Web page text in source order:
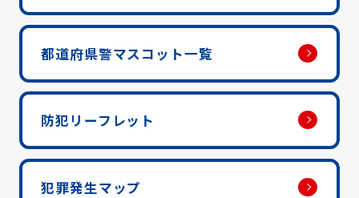
都道府県警マスコット一覧
防犯リーフレット
犯罪発生マップ